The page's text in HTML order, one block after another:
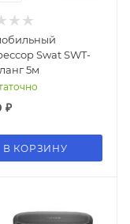
Swat SWT-
5м
₽
В КОРЗИНУ